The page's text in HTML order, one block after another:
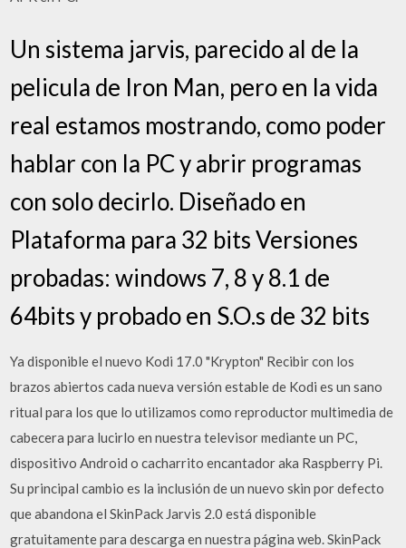
Un sistema jarvis, parecido al de la
pelicula de Iron Man, pero en la vida
real estamos mostrando, como poder
hablar con la PC y abrir programas
con solo decirlo. Diseñado en
Plataforma para 32 bits Versiones
probadas: windows 7, 8 y 8.1 de
64bits y probado en S.O.s de 32 bits
Ya disponible el nuevo Kodi 17.0 "Krypton" Recibir con los
brazos abiertos cada nueva versión estable de Kodi es un sano
ritual para los que lo utilizamos como reproductor multimedia de
cabecera para lucirlo en nuestra televisor mediante un PC,
dispositivo Android o cacharrito encantador aka Raspberry Pi.
Su principal cambio es la inclusión de un nuevo skin por defecto
que abandona el SkinPack Jarvis 2.0 está disponible
gratuitamente para descarga en nuestra página web. SkinPack